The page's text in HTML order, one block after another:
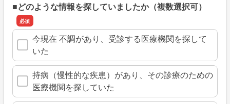
■どのような情報を探していましたか（複数選択可）
今現在 不調があり、受診する医療機関を探して
いた
持病（慢性的な疾患）があり、その診療のための
医療機関を探していた